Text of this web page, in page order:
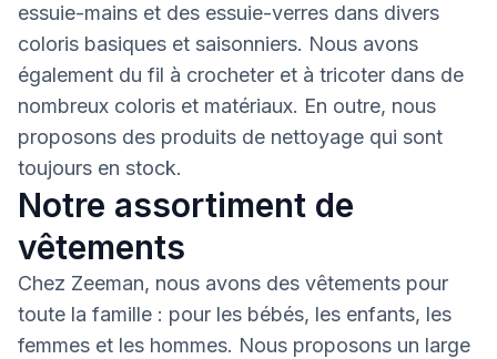
essuie-mains et des essuie-verres dans divers
coloris basiques et saisonniers. Nous avons
également du fil à crocheter et à tricoter dans de
nombreux coloris et matériaux. En outre, nous
proposons des produits de nettoyage qui sont
toujours en stock.
Notre assortiment de
vêtements
Chez Zeeman, nous avons des vêtements pour
toute la famille : pour les bébés, les enfants, les
femmes et les hommes. Nous proposons un large